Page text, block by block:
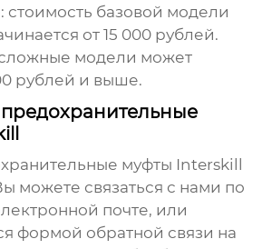
стоимость базовой модели
от 15 000 рублей.
модели может
рублей и выше.
предохранительные
муфты Interskill
можете связаться с нами по
почте, или
формой обратной связи на